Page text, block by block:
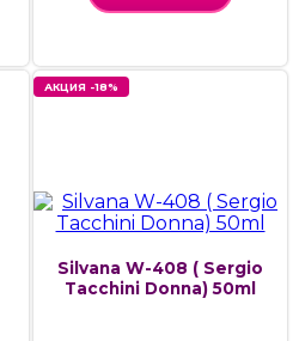
АКЦИЯ -18%
Silvana W-408 ( Sergio
Tacchini Donna) 50ml